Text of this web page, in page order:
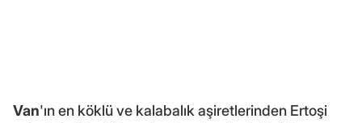
Van'ın en köklü ve kalabalık aşiretlerinden Ertoşi